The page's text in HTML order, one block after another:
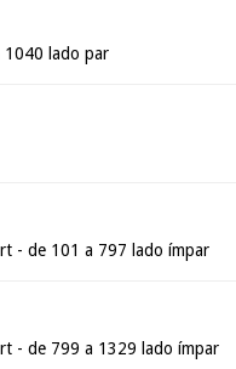
1040 lado par
- de 101 a 797 lado ímpar
- de 799 a 1329 lado ímpar